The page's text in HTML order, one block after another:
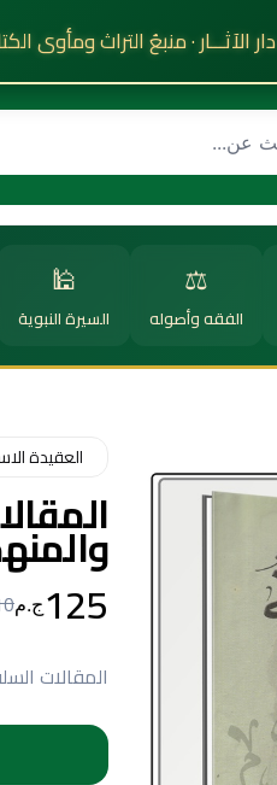
دار الآثـــار · منبعُ التراث ومأوى
⚖️
الفقه وأصوله
🕌
السيرة النبوية
العقيدة
125ج.م
المقالات